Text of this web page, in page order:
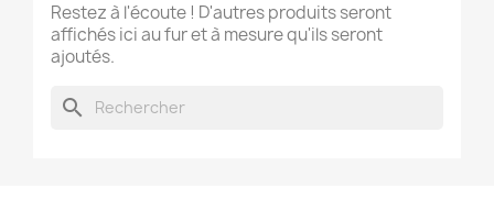
Restez à l'écoute ! D'autres produits seront
affichés ici au fur et à mesure qu'ils seront
ajoutés.
search